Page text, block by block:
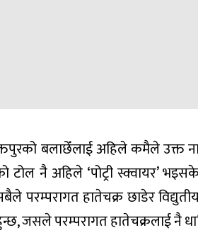
बलाछेँलाई अहिले कमैले उक्त
टोल नै अहिले ‘पोट्री स्क्वायर’
परम्परागत हातेचक्र छाडेर
जसले परम्परागत हातेचक्रलाई नै